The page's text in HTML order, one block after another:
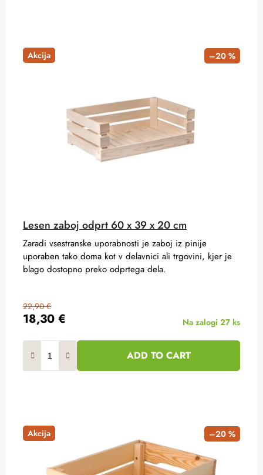
Akcija –20 %
Lesen zaboj odprt 60 x 39 x 20 cm
18,30 €
22,90 €
Na zalogi 27 ks
ADD TO CART
Zaradi vsestranske uporabnosti je zaboj iz pinije
uporaben tako doma kot v delavnici ali trgovini, kjer je
blago dostopno preko odprtega dela.
Akcija –20 %